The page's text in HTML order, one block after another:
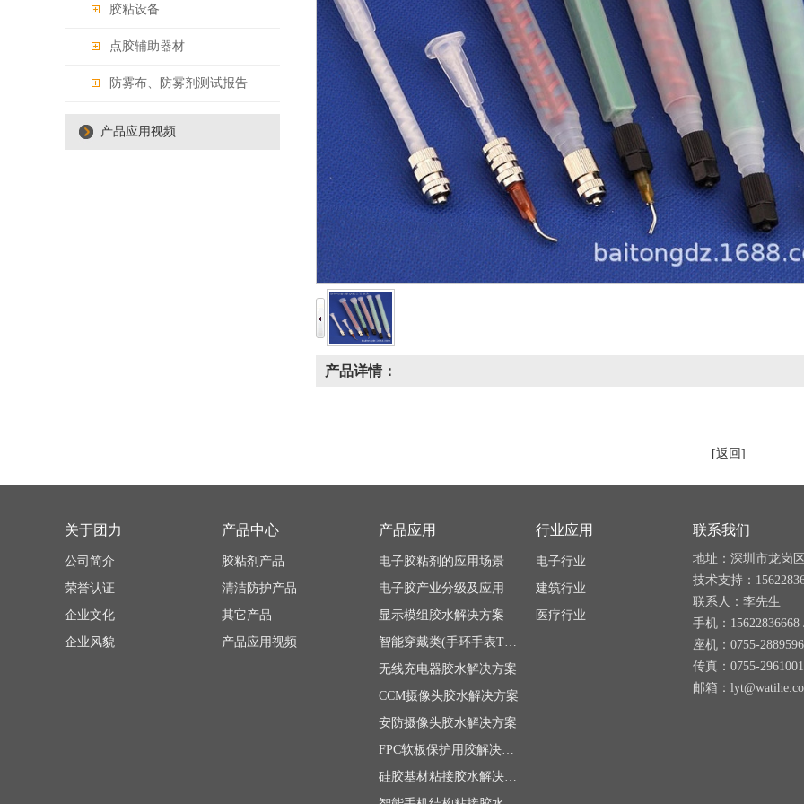
胶粘设备
点胶辅助器材
防雾布、防雾剂测试报告
产品应用视频
产品详情：
[返回]
关于团力
公司简介
荣誉认证
企业文化
企业风貌
产品中心
胶粘剂产品
清洁防护产品
其它产品
产品应用视频
产品应用
电子胶粘剂的应用场景
电子胶产业分级及应用
显示模组胶水解决方案
智能穿戴类(手环手表TWS)胶水
无线充电器胶水解决方案
CCM摄像头胶水解决方案
安防摄像头胶水解决方案
FPC软板保护用胶解决方案
硅胶基材粘接胶水解决方案
行业应用
电子行业
建筑行业
医疗行业
联系我们
地址：深圳市龙岗
技术支持：
联系人：李先生
手机：15622836668
座机：0755-
传真：0755-
邮箱：